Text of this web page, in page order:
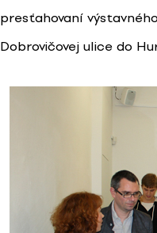
presťahovaní
Dobrovičovej ulice do